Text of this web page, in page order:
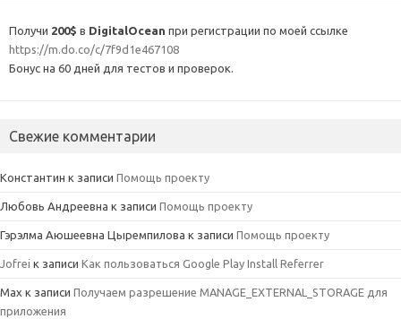
Получи 200$ в DigitalOcean при регистрации по моей ссылке
https://m.do.co/c/7f9d1e467108
Бонус на 60 дней для тестов и проверок.
Свежие комментарии
Константин к записи Помощь проекту
Любовь Андреевна к записи Помощь проекту
Гэрэлма Аюшеевна Цыремпилова к записи Помощь проекту
Jofrei к записи Как пользоваться Google Play Install Referrer
Max к записи Получаем разрешение MANAGE_EXTERNAL_STORAGE для
приложения